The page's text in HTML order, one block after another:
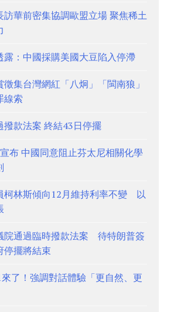
訪華前密集協調歐盟立場 聚焦稀土
露：中國採購美國大豆陷入停滯
徵集台灣網紅「八炯」「閩南狼」
線索
撥款法案 終結43日停擺
布 中國同意阻止芬太尼相關化學
柯林斯傾向12月維持利率不變 以
院通過臨時撥款法案 待特朗普簽
停擺將結束
了！強調對話體驗「更自然、更